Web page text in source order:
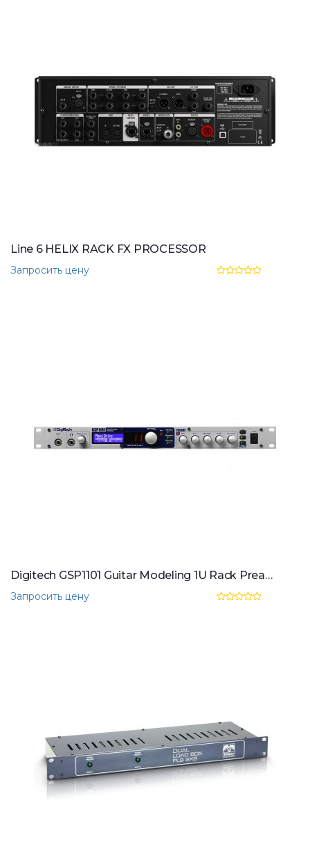
Line 6 HELIX RACK FX PROCESSOR
Запросить цену
Digitech GSP1101 Guitar Modeling 1U Rack Preamp Processor w/ USB
Запросить цену